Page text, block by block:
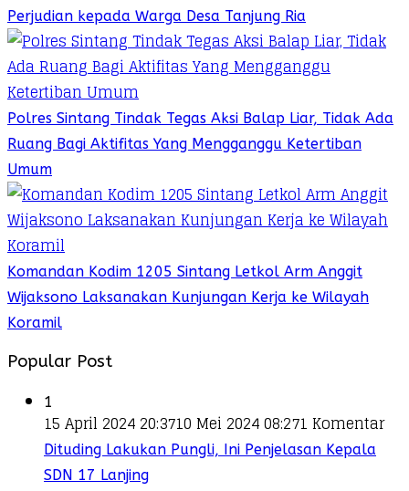
Perjudian kepada Warga Desa Tanjung Ria
Polres Sintang Tindak Tegas Aksi Balap Liar, Tidak Ada
Ruang Bagi Aktifitas Yang Mengganggu Ketertiban
Umum
Komandan Kodim 1205 Sintang Letkol Arm Anggit
Wijaksono Laksanakan Kunjungan Kerja ke Wilayah
Koramil
Popular Post
1
15 April 2024 20:3710 Mei 2024 08:271 Komentar
Dituding Lakukan Pungli, Ini Penjelasan Kepala
SDN 17 Lanjing